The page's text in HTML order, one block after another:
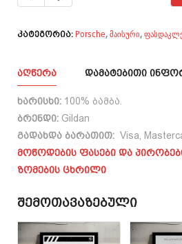
კატეგორია: Porsche,მაისური,
ᲐᲦᲬᲔᲠᲐ ᲓᲐᲛᲐᲢᲔᲑᲘᲗᲘ
ხარისხი: 100% ბამბა.
ბრენდი: Gildan
გადახდა ბარათით: Visa,
მოწოდების ფასები და
ზომების ცხრილი
Შემოთავაზებული